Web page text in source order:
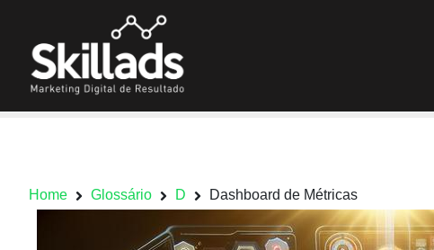
Home Glossário D Dashboard de Métricas